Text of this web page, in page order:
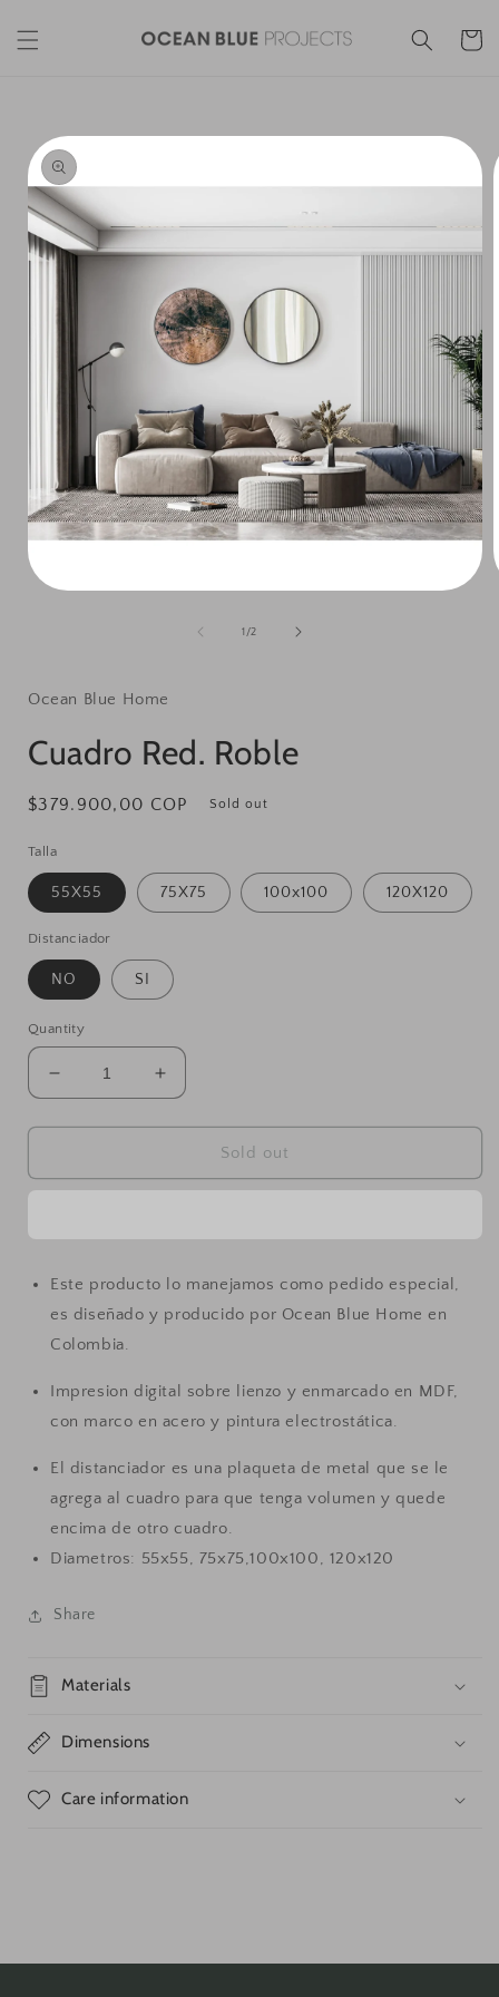
content
Cart
Skip to
product
information
1 /of
2
Ocean Blue Home
Cuadro Red. Roble
Regular
$379.900,00 COP Sold out
Talla
55X55 75X75 100x100 120X120
Distanciador
NO SI
Quantity
Decrease
quantity
for
Red.
Increase
quantity
for
Cuadro
Red.
Sold out
Este producto lo manejamos como pedido especial,
es diseñado y producido por Ocean Blue Home en
Colombia.
Impresion digital sobre lienzo y enmarcado en MDF,
con marco en acero y pintura electrostática.
El distanciador es una plaqueta de metal que se le
agrega al cuadro para que tenga volumen y quede
encima de otro cuadro.
Diametros: 55x55, 75x75,100x100, 120x120
Share
Materials
Dimensions
Care information